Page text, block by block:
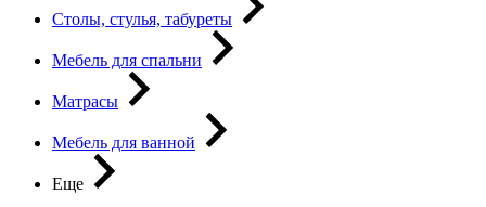
Столы, стулья, табуреты
Мебель для спальни
Матрасы
Мебель для ванной
Еще